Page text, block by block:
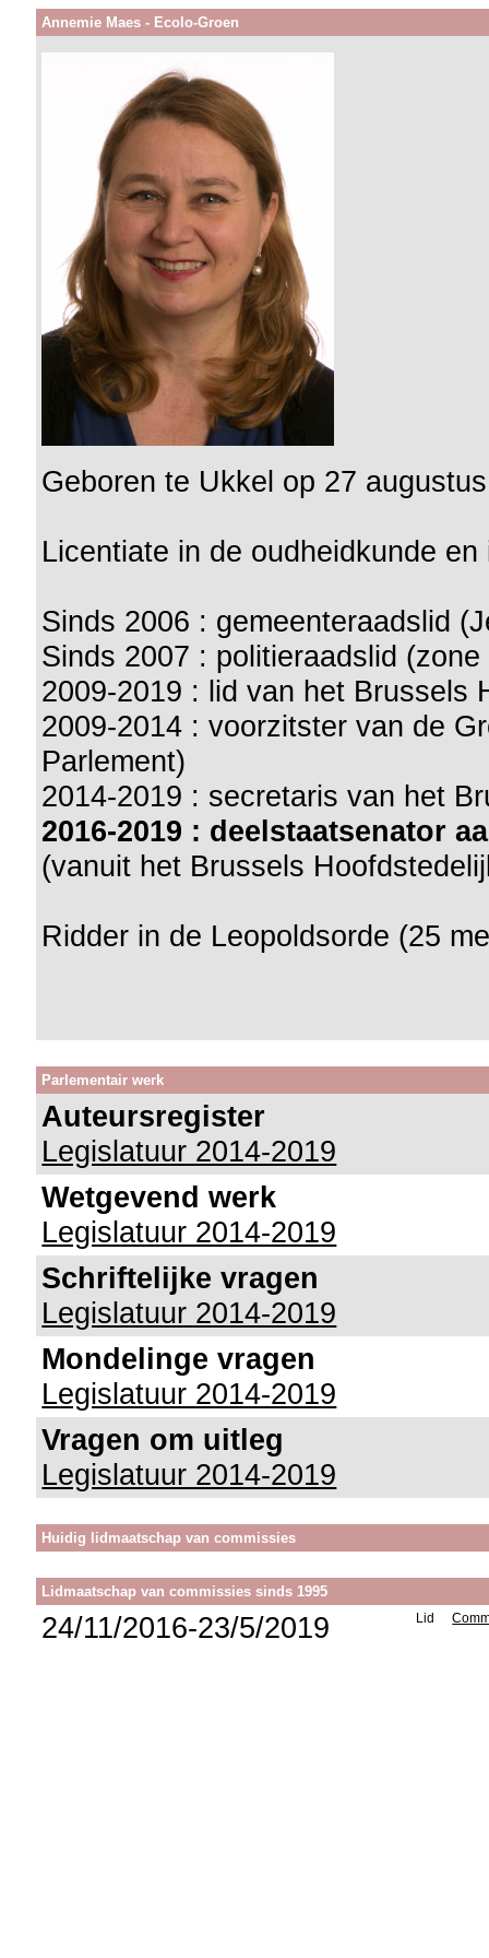
Annemie Maes - Ecolo-Groen
Geboren te Ukkel op 27
Licentiate in de oudheidkunde
Sinds 2006 : gemeenteraadslid
Sinds 2007 : politieraadslid
2009-2019 : lid van het Brussels
2009-2014 : voorzitster van de
Parlement)
2014-2019 : secretaris van het
2016-2019 : deelstaatsenator
(vanuit het Brussels
Ridder in de Leopoldsorde (25
Parlementair werk
Auteursregister
Legislatuur 2014-2019
Wetgevend werk
Legislatuur 2014-2019
Schriftelijke vragen
Legislatuur 2014-2019
Mondelinge vragen
Legislatuur 2014-2019
Vragen om uitleg
Legislatuur 2014-2019
Huidig lidmaatschap van commissies
Lidmaatschap van commissies sinds 1995
24/11/2016-23/5/2019 Lid